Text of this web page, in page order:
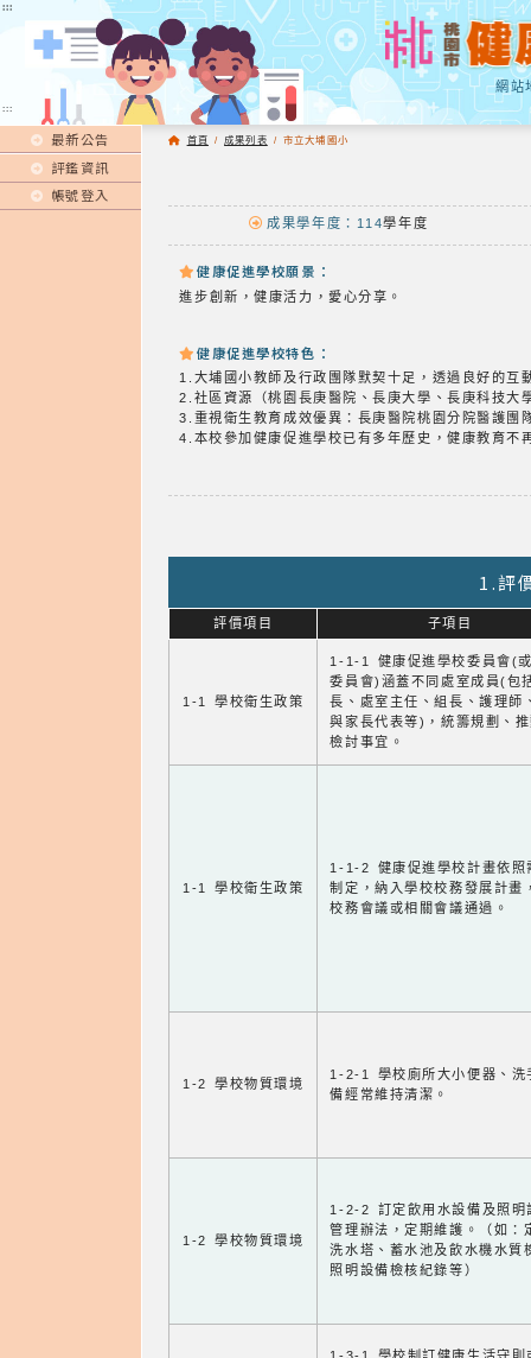
:::
網站
:::
最新公告
評鑑資訊
帳號登入
首頁 / 成果列表 / 市立大埔國小
成果學年度：114學年度
健康促進學校願景：
進步創新，健康活力，愛心分享。
健康促進學校特色：
1.大埔國小教師及行政團隊默契十足，透過良好的互
2.社區資源（桃園長庚醫院、長庚大學、長庚科技大
3.重視衛生教育成效優異：長庚醫院桃園分院醫護
4.本校參加健康促進學校已有多年歷史，健康教育不
1.評
評價項目 子項目
1-1 學校衛生政策
1-1-1 健康促進學校委員會(
委員會)涵蓋不同處室成員(包
長、處室主任、組長、護理師
與家長代表等)，統籌規劃、
檢討事宜。
1-1 學校衛生政策
1-1-2 健康促進學校計畫依照
制定，納入學校校務發展計畫
校務會議或相關會議通過。
1-2 學校物質環境
1-2-1 學校廁所大小便器、洗
備經常維持清潔。
1-2 學校物質環境
1-2-2 訂定飲用水設備及照明
管理辦法，定期維護。（如：
洗水塔、蓄水池及飲水機水質
照明設備檢核紀錄等）
:::